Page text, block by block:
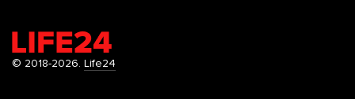
© 2018-2026. Life24